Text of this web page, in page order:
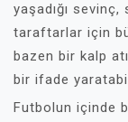
yaşadığı
taraftarlar için
bazen bir kalp
bir ifade
Futbolun içinde